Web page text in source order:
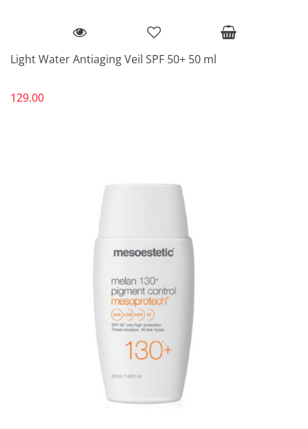
Light Water Antiaging Veil SPF 50+ 50 ml
129.00